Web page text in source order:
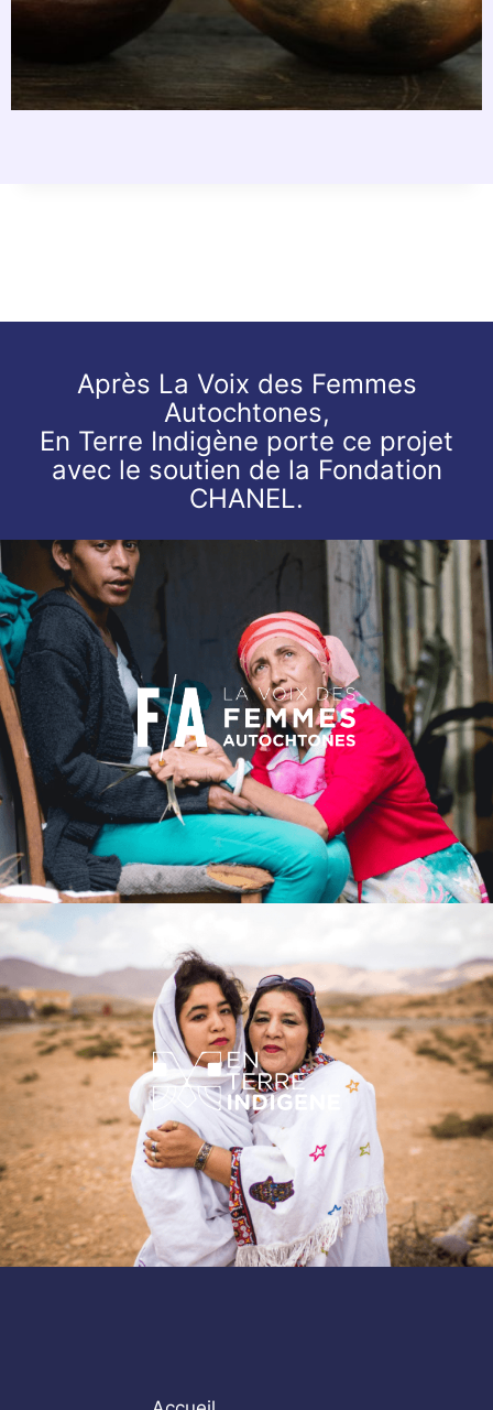
Après La Voix des Femmes
Autochtones,
En Terre Indigène porte ce projet
avec le soutien de la Fondation
CHANEL.